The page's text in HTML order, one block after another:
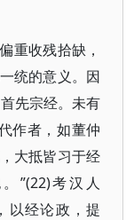
重收残拾缺，
统的意义。因
先宗经。未有
作者，如董仲
大抵皆习于经
”(22)考汉人
以经论政，提